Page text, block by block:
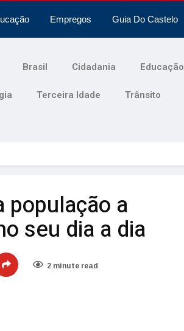
Empregos Guia Do Castelo
Brasil Cidadania Educação
Terceira Idade Trânsito
população a
seu dia a dia
2 minute read